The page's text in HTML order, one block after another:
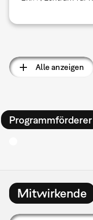
Alle anzeigen
Programmförderer
Mitwirkende